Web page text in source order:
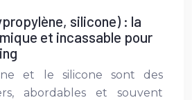
silicone) : la
et incassable pour
et le silicone sont des
abordables et souvent